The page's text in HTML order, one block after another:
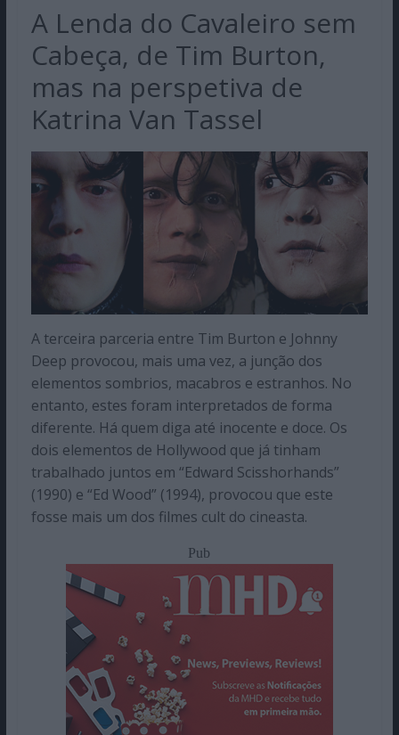
A Lenda do Cavaleiro sem
Cabeça, de Tim Burton,
mas na perspetiva de
Katrina Van Tassel
A terceira parceria entre Tim Burton e Johnny
Deep provocou, mais uma vez, a junção dos
elementos sombrios, macabros e estranhos. No
entanto, estes foram interpretados de forma
diferente. Há quem diga até inocente e doce. Os
dois elementos de Hollywood que já tinham
trabalhado juntos em “Edward Scisshorhands”
(1990) e “Ed Wood” (1994), provocou que este
fosse mais um dos filmes cult do cineasta.
Pub